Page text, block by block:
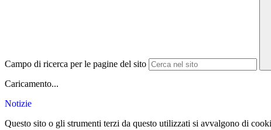
Campo di ricerca per le pagine del sito
Caricamento...
Notizie
Questo sito o gli strumenti terzi da questo utilizzati si avvalgono di